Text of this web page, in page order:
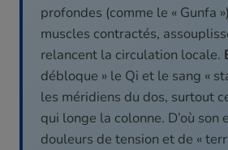
profondes (comme le « Gunfa
muscles contractés,
relancent la circulation locale.
débloque » le Qi et le sang «
les méridiens du dos, surtout
qui longe la colonne. D’où son
douleurs de tension et de «